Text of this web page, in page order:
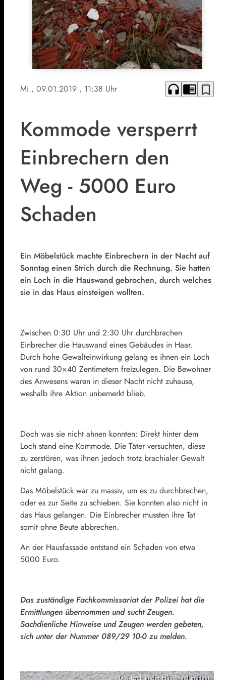
Mi., 09.01.2019 , 11:38 Uhr headphones chrome_reader_mode bookmark_border
Kommode versperrt
Einbrechern den
Weg - 5000 Euro
Schaden
Ein Möbelstück machte Einbrechern in der Nacht auf
Sonntag einen Strich durch die Rechnung. Sie hatten
ein Loch in die Hauswand gebrochen, durch welches
sie in das Haus einsteigen wollten.
Zwischen 0:30 Uhr und 2:30 Uhr durchbrachen
Einbrecher die Hauswand eines Gebäudes in Haar.
Durch hohe Gewalteinwirkung gelang es ihnen ein Loch
von rund 30×40 Zentimetern freizulegen. Die Bewohner
des Anwesens waren in dieser Nacht nicht zuhause,
weshalb ihre Aktion unbemerkt blieb.
Doch was sie nicht ahnen konnten: Direkt hinter dem
Loch stand eine Kommode. Die Täter versuchten, diese
zu zerstören, was ihnen jedoch trotz brachialer Gewalt
nicht gelang.
Das Möbelstück war zu massiv, um es zu durchbrechen,
oder es zur Seite zu schieben. Sie konnten also nicht in
das Haus gelangen. Die Einbrecher mussten ihre Tat
somit ohne Beute abbrechen.
An der Hausfassade entstand ein Schaden von etwa
5000 Euro.
Das zuständige Fachkommissariat der Polizei hat die
Ermittlungen übernommen und sucht Zeugen.
Sachdienliche Hinweise und Zeugen werden gebeten,
sich unter der Nummer 089/29 10-0 zu melden.
Das Loch in der Hauswand in Haar